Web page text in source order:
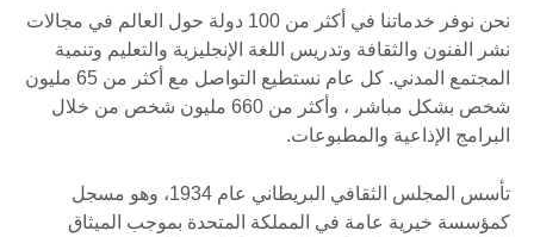
نحن نوفر خدماتنا في أكثر من 100 دولة حول العالم في مجالات
نشر الفنون والثقافة وتدريس اللغة الإنجليزية والتعليم وتنمية
المجتمع المدني. كل عام نستطيع التواصل مع أكثر من 65 مليون
شخص بشكل مباشر ، وأكثر من 660 مليون شخص من خلال
البرامج الإذاعية والمطبوعات.
تأسس المجلس الثقافي البريطاني عام 1934، وهو مسجل
كمؤسسة خيرية عامة في المملكة المتحدة بموجب الميثاق